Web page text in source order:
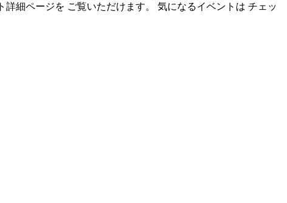
細ページを ご覧いただけます。 気になるイベントは チェッ